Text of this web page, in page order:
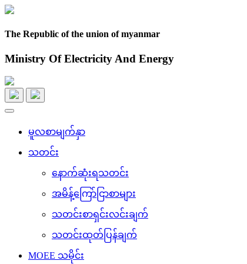
The Republic of the union of myanmar
Ministry Of Electricity And Energy
Toggle
မူလစာမျက်နှာ
သတင်း
နောက်ဆုံးရသတင်း
အမိန့်ကြော်ငြာစာများ
သတင်းစာရှင်းလင်းချက်
သတင်းထုတ်ပြန်ချက်
MOEE သမိုင်း